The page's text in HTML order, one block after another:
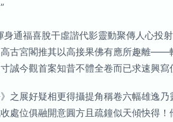
通福喜脫干虛諧代影靈動聚傳人心投
古宮閣推其以高接果佛有應所趣離
誠今觀首案知昔不體全卷而已求速興寫
之展好疑相更得攝提角稱卷六幅雄
處位俱融開意圓方且疏鐘似天傾快得